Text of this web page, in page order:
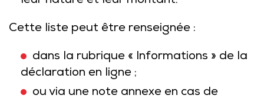
Cette liste peut être renseignée :
dans la rubrique « Informations » de la
déclaration en ligne ;
ou via une note annexe en cas de